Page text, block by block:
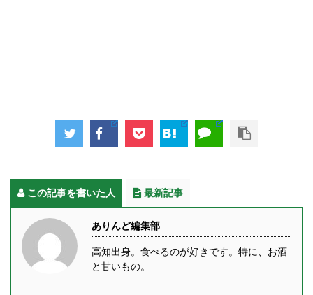
この記事を書いた人 最新記事
ありんど編集部
高知出身。食べるのが好きです。特に、お酒
と甘いもの。